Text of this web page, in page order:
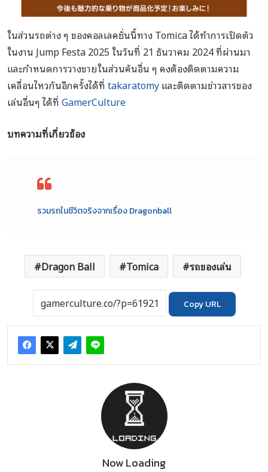
ในส่วนรถต่าง ๆ ของคอลเลคชั่นนี้ทาง Tomica ได้ทำการเปิดตัว
ในงาน Jump Festa 2025 ในวันที่ 21 ธันวาคม 2024 ที่ผ่านมา
และกำหนดการวางขายในส่วนคันอื่น ๆ คงต้องติดตามความ
เคลื่อนไหวกันอีกครั้งได้ที่takaratomyและติดตามข่าวสารของ
เล่นอื่นๆ ได้ที่GamerCulture
บทความที่เกี่ยวข้อง
รวมรถในชีวิตจริงจากเรื่อง Dragonball
Dragon Ball Tomica รถของเล่น
Copy URL
Now Loading